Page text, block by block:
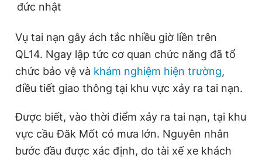
đức nhật
Vụ tai nạn gây ách tắc nhiều giờ liền trên
QL14. Ngay lập tức cơ quan chức năng đã tổ
chức bảo vệ và khám nghiệm hiện trường,
điều tiết giao thông tại khu vực xảy ra tai nạn.
Được biết, vào thời điểm xảy ra tai nạn, tại khu
vực cầu Đăk Mốt có mưa lớn. Nguyên nhân
bước đầu được xác định, do tài xế xe khách